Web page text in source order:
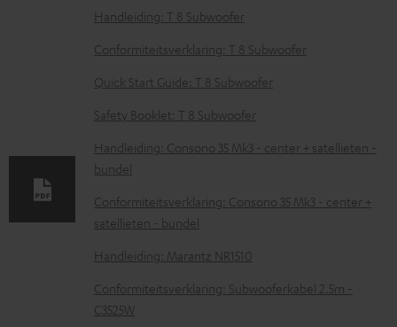
D
o
n
l
o
a
d
d
o
c
u
Handleiding: T 8 Subwoofer
Conformiteitsverklaring: T 8 Subwoofer
Quick Start Guide: T 8 Subwoofer
Safety Booklet: T 8 Subwoofer
Handleiding: Consono 35 Mk3 - center + satellieten -
bundel
Conformiteitsverklaring: Consono 35 Mk3 - center +
satellieten - bundel
Handleiding: Marantz NR1510
Conformiteitsverklaring: Subwooferkabel 2.5m -
C3525W